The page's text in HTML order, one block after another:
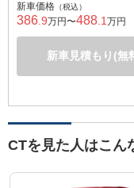
新車価格 （税込）
386 .9万円〜488 .1 万円
新車見積もり(無
CTを見た人はこん